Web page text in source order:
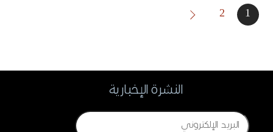
1
2
النشرة الإخبارية
Email